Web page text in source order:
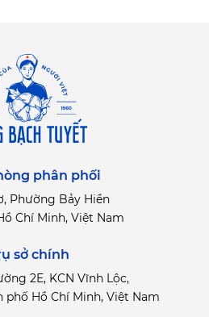
phân phối
Phường Bảy Hiền
Chí Minh, Việt Nam
sở chính
2E, KCN Vĩnh Lộc,
phố Hồ Chí Minh, Việt Nam